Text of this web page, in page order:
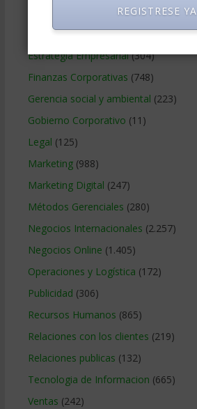
Educacion Gerencial(454)
Estrategia Empresarial(304)
Finanzas Corporativas (748)
Gerencia social y ambiental (223)
Gobierno Corporativo (11)
Legal (125)
Marketing(988)
Marketing Digital (247)
Métodos Gerenciales (280)
Negocios Internacionales (2.257)
Negocios Online (1.405)
Operaciones y Logística (172)
Publicidad (306)
Recursos Humanos (865)
Relaciones con los clientes (219)
Relaciones publicas (132)
Tecnologia de Informacion (665)
Ventas (242)
REGISTRESE YA